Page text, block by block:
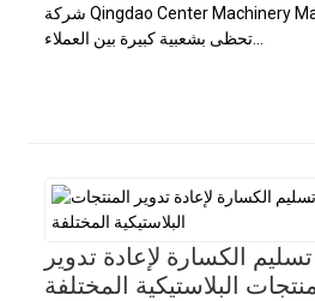
شركة Qingdao Center Machinery Manufacturing Co., Ltd.
تحظى بشعبية كبيرة بين العملاء...
الكسارة لإعادة تدوير
البلاستيكية المختلفة